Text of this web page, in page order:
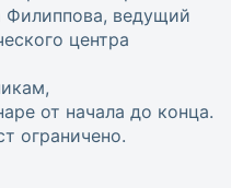
Филиппова, ведущий
центра
от начала до конца.
ограничено.